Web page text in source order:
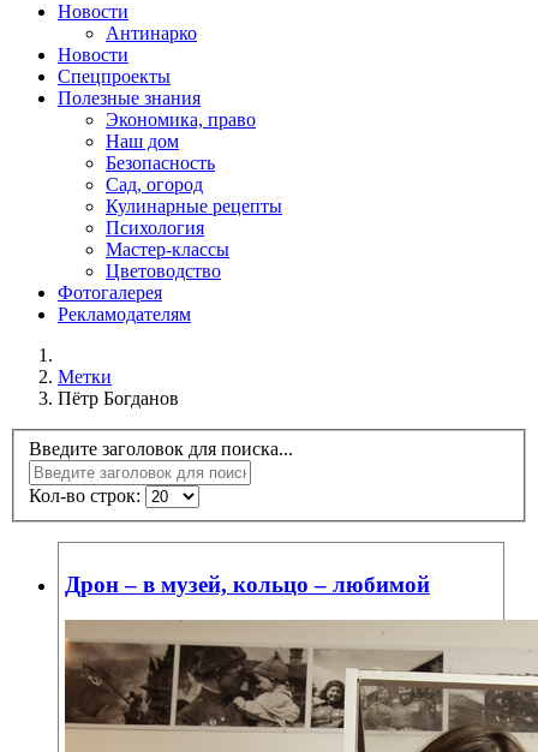
Новости
Антинарко
Новости
Спецпроекты
Полезные знания
Экономика, право
Наш дом
Безопасность
Сад, огород
Кулинарные рецепты
Психология
Мастер-классы
Цветоводство
Фотогалерея
Рекламодателям
Метки
Пётр Богданов
Введите заголовок для поиска...
Кол-во строк:
Дрон – в музей, кольцо – любимой